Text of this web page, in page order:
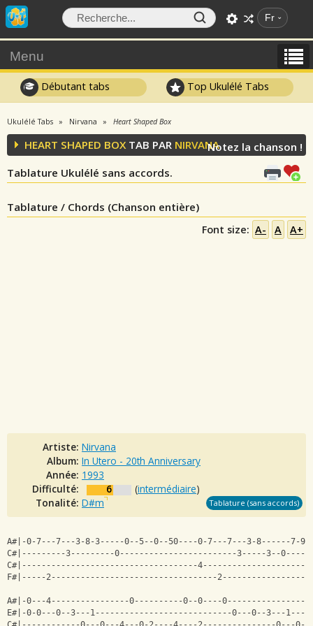
Fr
Menu
Débutant tabs Top Ukulélé Tabs
Ukulélé Tabs Nirvana Heart Shaped Box
HEART SHAPED BOX TAB PAR NIRVANA
Tablature Ukulélé sans accords.
Notez la chanson !
Tablature / Chords (Chanson entière)
Font size: A- A A+
Artiste: Nirvana
Album: In Utero - 20th Anniversary
Année: 1993
Difficulté:
6 (intermédiaire)
Tonalité: D#m Tablature (sans accords)
A#|-0-7---7---3-8-3-----0--5--0--50----0-7---7---3-8------7-9-
C#|---------3---------0------------------------3-----3--
C#|------------------------------------
F#|-----2----------------------------------
A#|-0---4----------------0----------0--0----
E#|-0-0---0--3---1----------------------------0---0--3---